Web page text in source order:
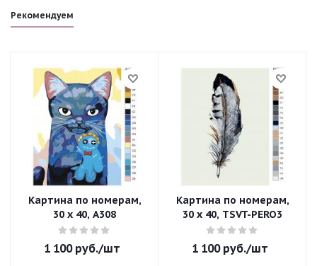
Рекомендуем
Картина по номерам,
30 x 40, A308
1 100руб./шт
Картина по номерам,
30 x 40, TSVT-PERO3
1 100руб./шт